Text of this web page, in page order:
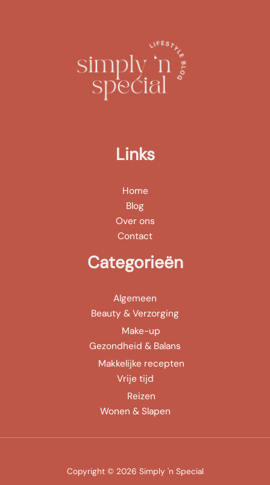
Links
Home
Blog
Over ons
Contact
Categorieën
Algemeen
Beauty & Verzorging
Make-up
Gezondheid & Balans
Makkelijke recepten
Vrije tijd
Reizen
Wonen & Slapen
Copyright © 2026 Simply 'n Special